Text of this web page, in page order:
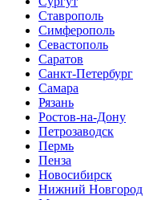
Ставрополь
Симферополь
Севастополь
Саратов
Санкт-Петербург
Самара
Рязань
Ростов-на-Дону
Петрозаводск
Пермь
Пенза
Новосибирск
Нижний Новгород